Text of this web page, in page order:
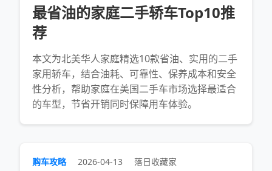
最省油的家庭二手轿车Top10推
荐
本文为北美华人家庭精选10款省油、实用的二手
家用轿车，结合油耗、可靠性、保养成本和安全
性分析，帮助家庭在美国二手车市场选择最适合
的车型，节省开销同时保障用车体验。
购车攻略 2026-04-13 落日收藏家